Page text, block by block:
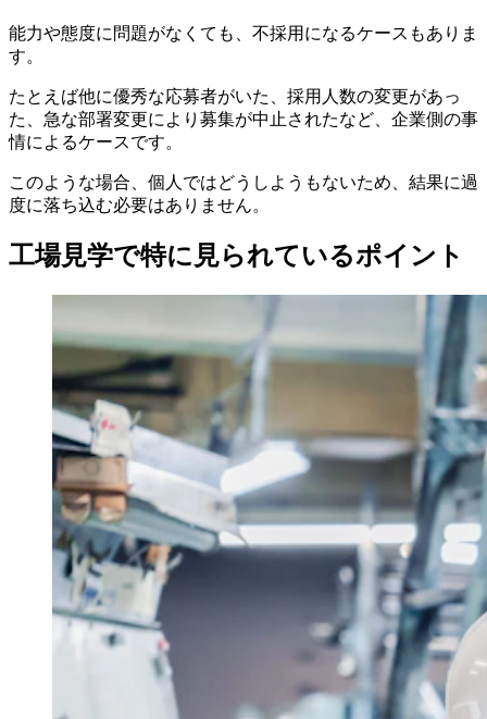
能力や態度に問題がなくても、不採用になるケースもありま
す。
たとえば他に優秀な応募者がいた、採用人数の変更があっ
た、急な部署変更により募集が中止されたなど、企業側の事
情によるケースです。
このような場合、個人ではどうしようもないため、結果に過
度に落ち込む必要はありません。
工場見学で特に見られているポイント